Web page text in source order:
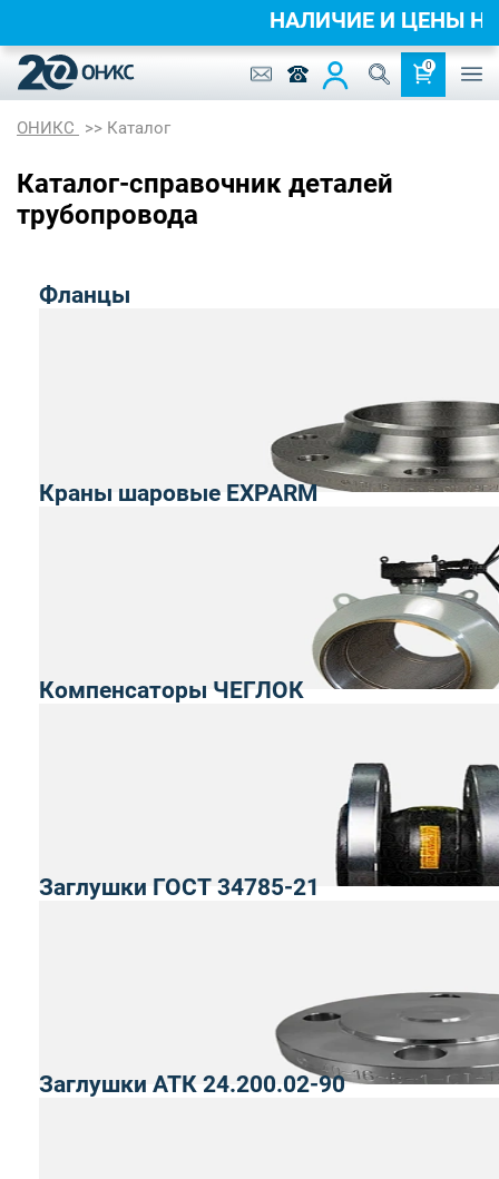
0
ОНИКС Каталог
Каталог-справочник деталей
трубопровода
Фланцы
Краны шаровые EXPARM
Компенсаторы ЧЕГЛОК
Заглушки ГОСТ 34785-21
Заглушки АТК 24.200.02-90
НАЛИЧИЕ И